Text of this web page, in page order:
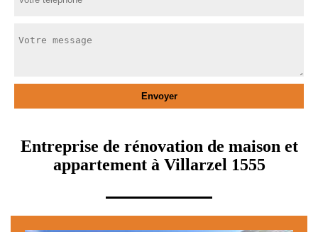
Entreprise de rénovation de maison et
appartement à Villarzel 1555